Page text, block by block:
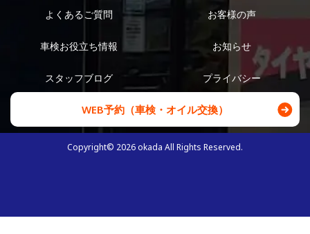
よくあるご質問 お客様の声
車検お役立ち情報 お知らせ
スタッフブログ プライバシー
WEB予約（車検・オイル交換）
Copyright© 2026okada All Rights Reserved.